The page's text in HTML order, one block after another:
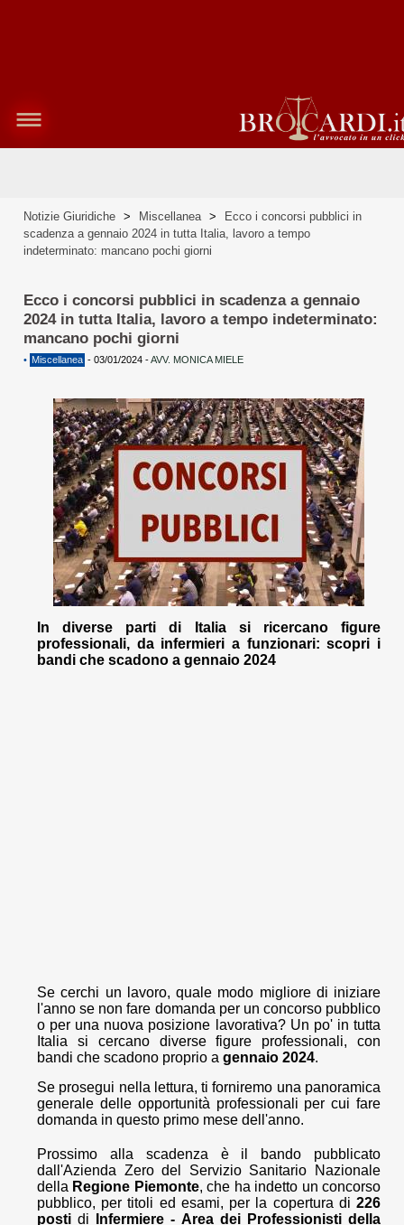
Notizie Giuridiche > Miscellanea >
Ecco i concorsi pubblici in
scadenza a gennaio 2024 in tutta Italia, lavoro a tempo
indeterminato: mancano pochi giorni
Ecco i concorsi pubblici in scadenza a gennaio
2024 in tutta Italia, lavoro a tempo indeterminato:
mancano pochi giorni
• Miscellanea - 03/01/2024 -AVV. MONICA MIELE
In diverse parti di Italia si ricercano figure
professionali, da infermieri a funzionari: scopri i
bandi che scadono a gennaio 2024
Se cerchi un lavoro, quale modo migliore di iniziare
l'anno se non fare domanda per un concorso pubblico
o per una nuova posizione lavorativa? Un po' in tutta
Italia si cercano diverse figure professionali, con
bandi che scadono proprio a gennaio 2024.
Se prosegui nella lettura, ti forniremo una panoramica
generale delle opportunità professionali per cui fare
domanda in questo primo mese dell'anno.
Prossimo alla scadenza è il bando pubblicato
dall'Azienda Zero del Servizio Sanitario Nazionale
della Regione Piemonte, che ha indetto un concorso
pubblico, per titoli ed esami, per la copertura di 226
posti di
Infermiere - Area dei Professionisti della